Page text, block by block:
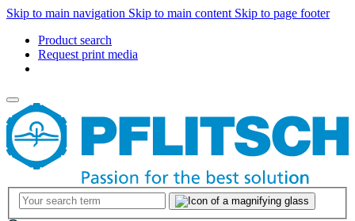
Skip to main navigation Skip to main content Skip to page footer
Product search
Request print media